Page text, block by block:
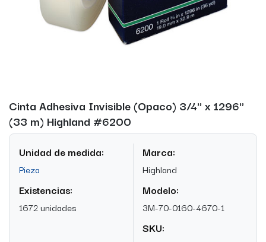
Cinta Adhesiva Invisible (Opaco) 3/4" x 1296"
(33 m) Highland #6200
Unidad de medida:
Pieza
Existencias:
1672 unidades
Marca:
Highland
Modelo:
3M-70-0160-4670-1
SKU: